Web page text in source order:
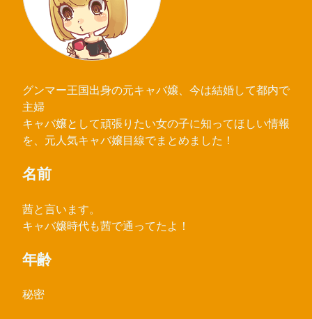
グンマー王国出身の元キャバ嬢、今は結婚して都内で
主婦
キャバ嬢として頑張りたい女の子に知ってほしい情報
を、元人気キャバ嬢目線でまとめました！
名前
茜と言います。
キャバ嬢時代も茜で通ってたよ！
年齢
秘密